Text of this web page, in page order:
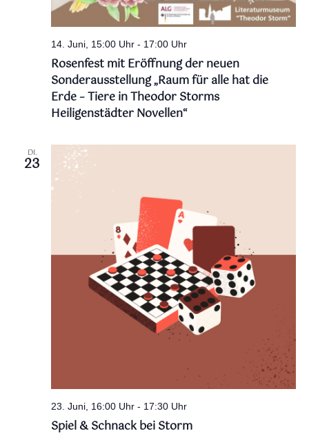
14. Juni, 15:00 Uhr- 17:00 Uhr
Rosenfest mit Eröffnung der neuen
Sonderausstellung „Raum für alle hat die
Erde – Tiere in Theodor Storms
Heiligenstädter Novellen“
DI.
23
23. Juni, 16:00 Uhr- 17:30 Uhr
Spiel & Schnack bei Storm